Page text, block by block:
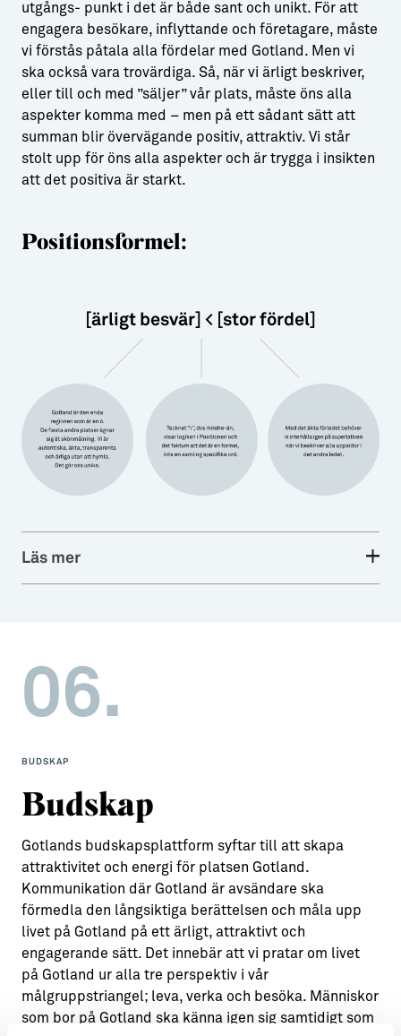
utgångs- punkt i det är både sant och unikt. För att
engagera besökare, inflyttande och företagare, måste
vi förstås påtala alla fördelar med Gotland. Men vi
ska också vara trovärdiga. Så, när vi ärligt beskriver,
eller till och med ”säljer” vår plats, måste öns alla
aspekter komma med – men på ett sådant sätt att
summan blir övervägande positiv, attraktiv. Vi står
stolt upp för öns alla aspekter och är trygga i insikten
att det positiva är starkt.
Positionsformel:
[ärligt besvär < [stor fördel]
Läs mer
06.
BUDSKAP
Budskap
Gotlands budskapsplattform syftar till att skapa
attraktivitet och energi för platsen Gotland.
Kommunikation där Gotland är avsändare ska
förmedla den långsiktiga berättelsen och måla upp
livet på Gotland på ett ärligt, attraktivt och
engagerande sätt. Det innebär att vi pratar om livet
på Gotland ur alla tre perspektiv i vår
målgruppstriangel; leva, verka och besöka. Människor
som bor på Gotland ska känna igen sig samtidigt som